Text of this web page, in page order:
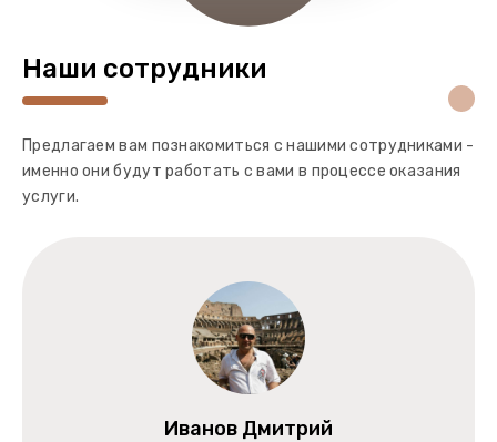
Наши сотрудники
Предлагаем вам познакомиться с нашими сотрудниками -
именно они будут работать с вами в процессе оказания
услуги.
Иванов Дмитрий